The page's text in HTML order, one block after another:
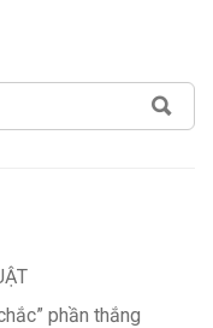
phần thắng